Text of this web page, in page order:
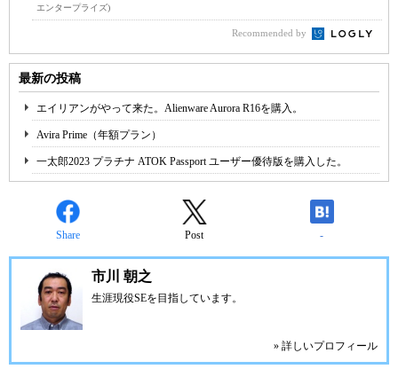
エンタープライズ)
Recommended by
最新の投稿
エイリアンがやって来た。Alienware Aurora R16を購入。
Avira Prime（年額プラン）
一太郎2023 プラチナ ATOK Passport ユーザー優待版を購入した。
Share Post -
市川 朝之
生涯現役SEを目指しています。
» 詳しいプロフィール